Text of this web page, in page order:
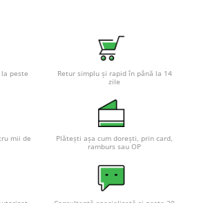
peste
Retur simplu și rapid în până la 14
zile
mii de
Plătești așa cum dorești, prin card,
ramburs sau OP